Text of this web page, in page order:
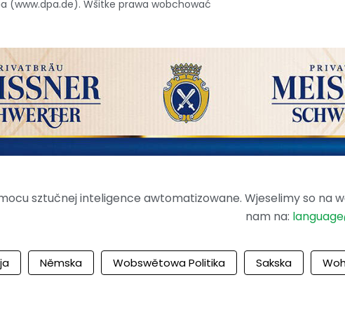
(www.dpa.de). Wšitke prawa wobchować
sztučnej inteligence awtomatizowane. Wjeselimy so na
nam na:
Němska Wobswětowa Politika Sakska